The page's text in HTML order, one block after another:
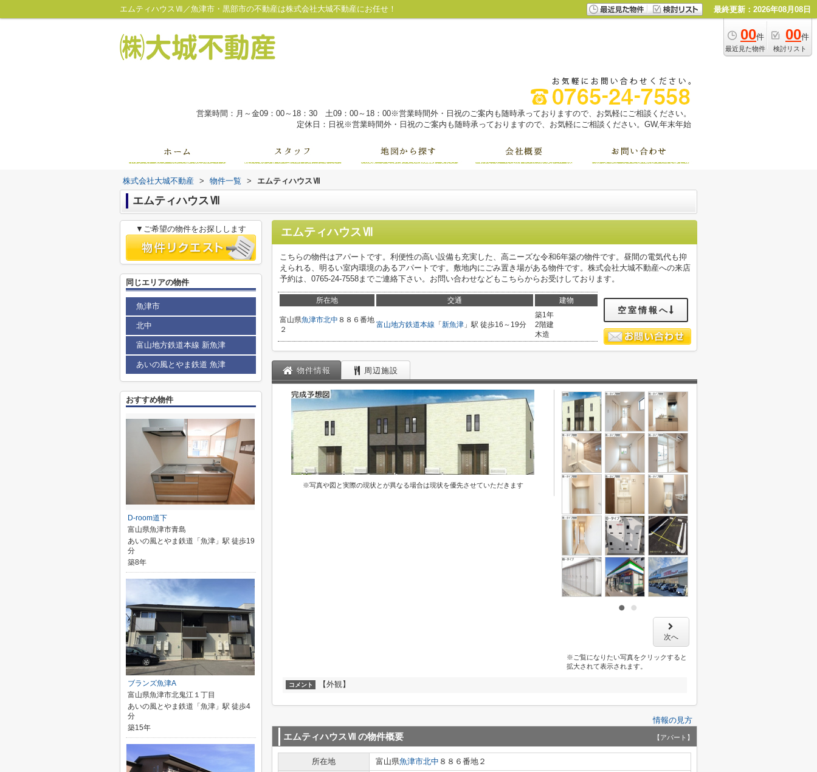
エムティハウスⅦ／魚津市・黒部市の不動産は株式会社大城不動産にお任せ！ 最終更新：2026年08月08日
00件
最近見た物件
00件
検討リスト
営業時間：月～金09：00～18：30 土09：00～18：00※営業時間外・日祝のご案内も随時承っておりますので、お気軽にご相談ください。
定休日：日祝※営業時間外・日祝のご案内も随時承っておりますので、お気軽にご相談ください。GW,年末年始
株式会社大城不動産 > 物件一覧 > エムティハウスⅦ
エムティハウスⅦ
エムティハウスⅦ
こちらの物件はアパートです。利便性の高い設備も充実した、高ニーズな令和6年築の物件です。昼間の電気代も抑
えられる、明るい室内環境のあるアパートです。敷地内にごみ置き場がある物件です。株式会社大城不動産への来店
予約は、0765-24-7558までご連絡下さい。お問い合わせなどもこちらからお受けしております。
所在地 交通 建物
富山県魚津市北中 ８８６番地
２
富山地方鉄道本線 「 新魚津 」駅 徒歩16～19分
築1年
2階建
木造
空室情報へ
物件情報 周辺施設
※写真や図と実際の現状とが異なる場合は現状を優先させていただきます
次へ
※ご覧になりたい写真をクリックすると
拡大されて表示されます。
コメント 【外観】
情報の見方
エムティハウスⅦ の物件概要 【アパート】
所在地 富山県魚津市北中 ８８６番地２
▼ご希望の物件をお探しします
同じエリアの物件
魚津市
北中
富山地方鉄道本線 新魚津
あいの風とやま鉄道 魚津
おすすめ物件
D-room道下
富山県魚津市青島
あいの風とやま鉄道「魚津」駅 徒歩19
分
築8年
ブランズ魚津A
富山県魚津市北鬼江１丁目
あいの風とやま鉄道「魚津」駅 徒歩4
分
築15年